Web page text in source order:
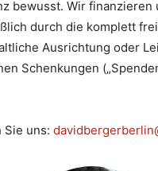
bewusst. Wir finanzieren
durch die komplett
Ausrichtung oder
Schenkungen
Sie uns: